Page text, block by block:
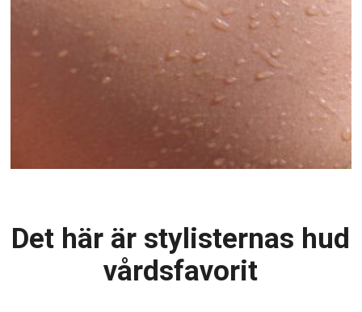
Det här är stylisternas hud
vårdsfavorit